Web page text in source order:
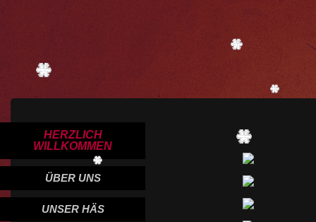
HERZLICH
WILLKOMMEN
ÜBER UNS
UNSER HÄS